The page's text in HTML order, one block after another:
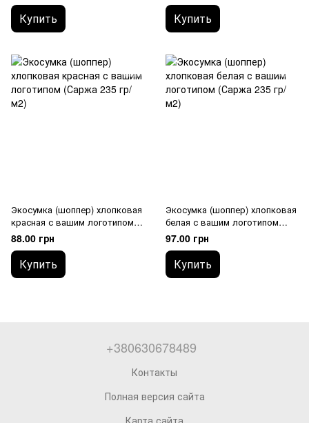
Купить Купить
Экосумка (шоппер) хлопковая
красная с вашим логотипом
(Саржа 235 гр/м2)
88.00 грн
Купить
Экосумка (шоппер) хлопковая
белая с вашим логотипом
(Саржа 235 гр/м2)
97.00 грн
Купить
+380630678489
Контакты
Полная версия сайта
Карта сайта